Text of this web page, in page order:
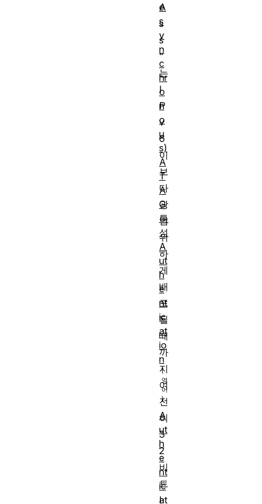
e
s
s
"
는
I
P
v
6
이
보
다
광
범
위
하
게
배
포
될
때
까
지
여
전
히
3
2
비
트
I
A
s
y
n
c
hr
o
n
o
u
s)
A
T
A
G
특
성
A
ut
h
e
nt
ic
at
io
n
A
ut
h
e
nt
ic
at